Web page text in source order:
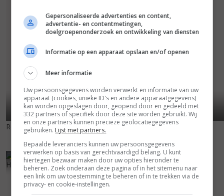
Resistance (2020)
3,6
Holmes & Watson (2018)
Gepersonaliseerde advertenties en content,
advertentie- en contentmetingen,
doelgroepenonderzoek en ontwikkeling van diensten
Informatie op een apparaat opslaan en/of openen
Meer informatie
Uw persoonsgegevens worden verwerkt en informatie van uw
apparaat (cookies, unieke ID's en andere apparaatgegevens)
kan worden opgeslagen door, geopend door en gedeeld met
332 partners of specifiek door deze site worden gebruikt. Wij
en onze partners kunnen precieze geolocatiegegevens
gebruiken. Lijst met partners.
Bepaalde leveranciers kunnen uw persoonsgegevens
verwerken op basis van gerechtvaardigd belang. U kunt
hiertegen bezwaar maken door uw opties hieronder te
beheren. Zoek onderaan deze pagina of in het sitemenu naar
een link om uw toestemming te beheren of in te trekken via de
privacy- en cookie-instellingen.